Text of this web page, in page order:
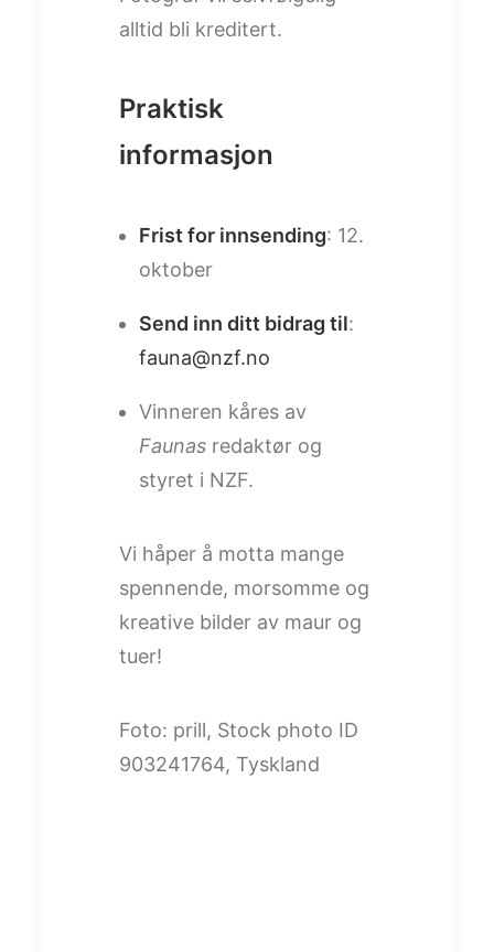
alltid bli kreditert.
Praktisk
informasjon
Frist for innsending: 12.
oktober
Send inn ditt bidrag til:
fauna@nzf.no
Vinneren kåres av
Faunas redaktør og
styret i NZF.
Vi håper å motta mange
spennende, morsomme og
kreative bilder av maur og
tuer!
Foto: prill, Stock photo ID
903241764, Tyskland